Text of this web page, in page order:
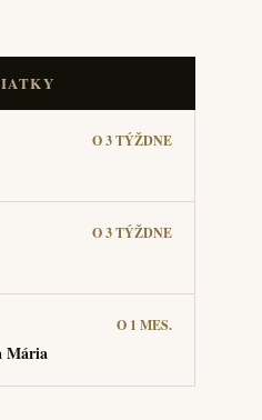
O 3 TÝŽDNE
O 3 TÝŽDNE
O 1 MES.
Mária